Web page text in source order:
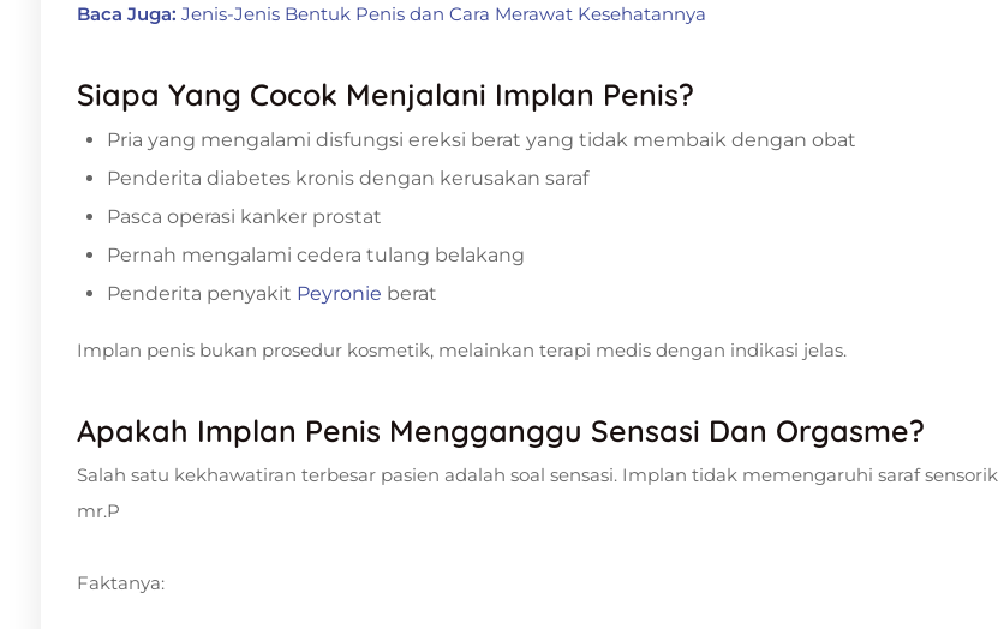
Baca Juga: Jenis-Jenis Bentuk Penis dan Cara Merawat Kesehatannya
Siapa Yang Cocok Menjalani Implan Penis?
Pria yang mengalami disfungsi ereksi berat yang tidak membaik dengan obat
Penderita diabetes kronis dengan kerusakan saraf
Pasca operasi kanker prostat
Pernah mengalami cedera tulang belakang
Penderita penyakit Peyronie berat
Implan penis bukan prosedur kosmetik, melainkan terapi medis dengan indikasi jelas.
Apakah Implan Penis Mengganggu Sensasi Dan Orgasme?
Salah satu kekhawatiran terbesar pasien adalah soal sensasi. Implan tidak memengaruhi saraf sensorik
mr.P
Faktanya: